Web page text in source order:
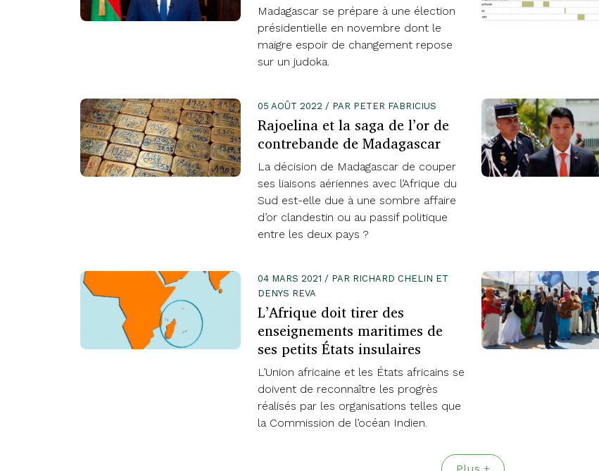
Madagascar se prépare à une élection
présidentielle en novembre dont le
maigre espoir de changement repose
sur un judoka.
05 AOÛT 2022 / PAR PETER FABRICIUS
Rajoelina et la saga de l’or de
contrebande de Madagascar
La décision de Madagascar de couper
ses liaisons aériennes avec l’Afrique du
Sud est-elle due à une sombre affaire
d’or clandestin ou au passif politique
entre les deux pays ?
04 MARS 2021 / PAR RICHARD CHELIN ET
DENYS REVA
L’Afrique doit tirer des
enseignements maritimes de
ses petits États insulaires
L’Union africaine et les États africains se
doivent de reconnaître les progrès
réalisés par les organisations telles que
la Commission de l’océan Indien.